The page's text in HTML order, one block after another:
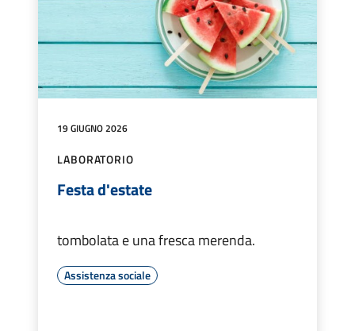
19 GIUGNO 2026
LABORATORIO
Festa d'estate
tombolata e una fresca merenda.
Assistenza sociale